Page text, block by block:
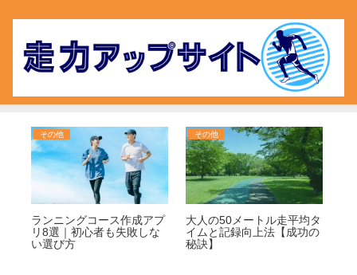
その他
ランニングコース作成アプ
リ8選｜初心者も失敗しな
い選び方
その他
大人の50メートル走平均タ
イムと記録向上法【成功の
秘訣】